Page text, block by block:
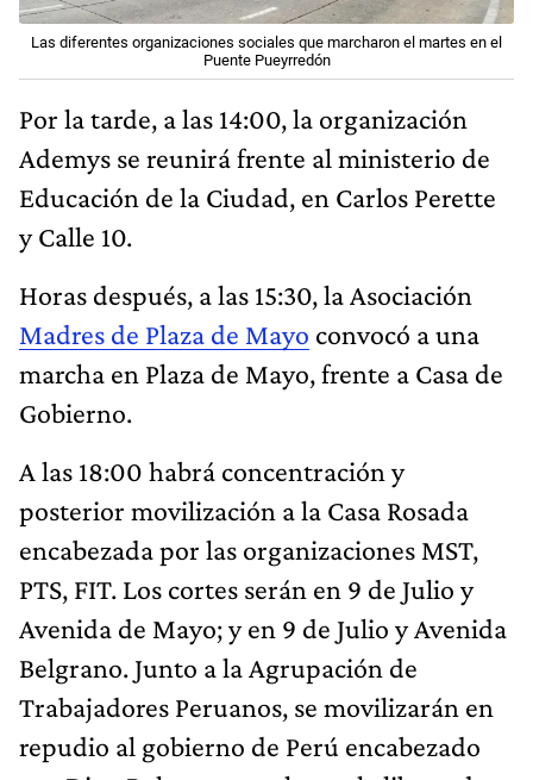
Las diferentes organizaciones sociales que marcharon el martes en el
Puente Pueyrredón
Por la tarde, a las 14:00, la organización
Ademys se reunirá frente al ministerio de
Educación de la Ciudad, en Carlos Perette
y Calle 10.
Horas después, a las 15:30, la Asociación
Madres de Plaza de Mayo convocó a una
marcha en Plaza de Mayo, frente a Casa de
Gobierno.
A las 18:00 habrá concentración y
posterior movilización a la Casa Rosada
encabezada por las organizaciones MST,
PTS, FIT. Los cortes serán en 9 de Julio y
Avenida de Mayo; y en 9 de Julio y Avenida
Belgrano. Junto a la Agrupación de
Trabajadores Peruanos, se movilizarán en
repudio al gobierno de Perú encabezado